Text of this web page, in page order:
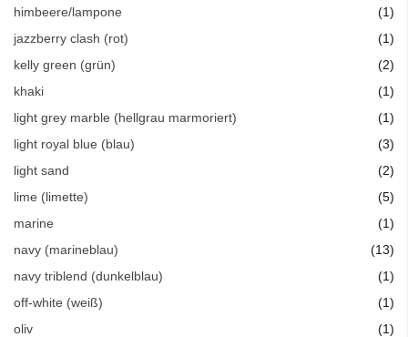
himbeere/lampone
1
jazzberry clash (rot)
1
kelly green (grün)
2
khaki
1
light grey marble (hellgrau marmoriert)
1
light royal blue (blau)
3
light sand
2
lime (limette)
5
marine
1
navy (marineblau)
13
navy triblend (dunkelblau)
1
off-white (weiß)
1
oliv
1